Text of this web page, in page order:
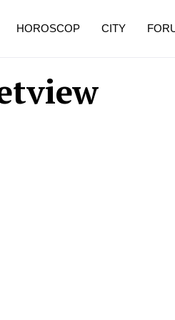
HOROSCOP CITY
ce înaintezi în vârstă